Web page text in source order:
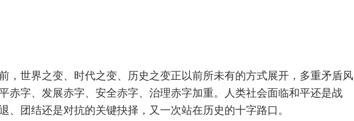
，世界之变、时代之变、历史之变正以前所未有的方式展开，多重矛盾风
赤字、发展赤字、安全赤字、治理赤字加重。人类社会面临和平还是战
、团结还是对抗的关键抉择，又一次站在历史的十字路口。